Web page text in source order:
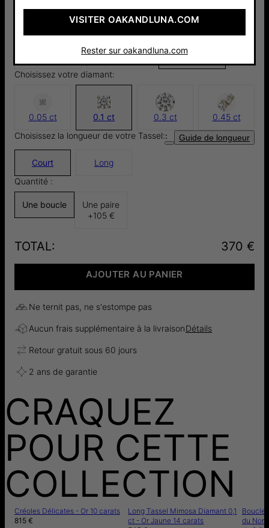
Argent 925
Or Vermeil
100 €
Or Jaune
370 €
Choisissez votre diamant:
0.05 ct 0.1 ct 0.3 ct
0.45 ct
Choisissez la longueur de votre Tassel:: Guide de longueur
Court
Long
Quantité :
Une boucle
Une paire
+105 €
TOTAL: 370 €
AJOUTER AU PANIER
Ne ternit pas, ne s'estompe pas
Aucun frais supplémentaire à la livraisonDétails
Retour gratuit sous 60 jours
2 ans de garantie
CRAQUEZ
POUR CETTE
COLLECTION
Créoles Délicates - Or 10 carats
815 €
Long Tassel Mimosa Diamant 0,1
ct - Or Jaune 14 carats
du
VISITER OAKANDLUNA.COM
Rester sur oakandluna.com